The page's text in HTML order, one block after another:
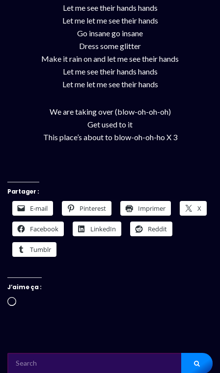
Let me see their hands hands
Let me let me see their hands
Go insane go insane
Dress some glitter
Make it rain on and let me see their hands
Let me see their hands hands
Let me let me see their hands
We are taking over (blow-oh-oh-oh)
Get used to it
This place’s about to blow-oh-oh-ho X 3
Partager :
E-mail Pinterest Imprimer X
Facebook LinkedIn Reddit
Tumblr
J’aime ça :
Chargement…
FOR: